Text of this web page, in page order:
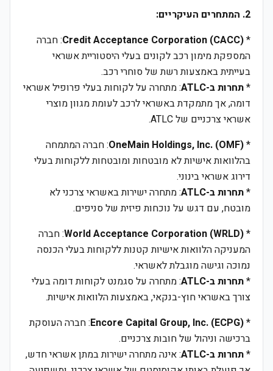
2. המתחרים העיקריים:
*
Credit Acceptance Corporation (CACC): חברה
המספקת מימון רכב לקונים בעלי היסטוריית אשראי
בעייתית באמצעות רשת של סוחרי רכב.
*תחרות ב-ATLC
: מתחרה על לקוחות בעלי פרופיל אשראי
דומה, אך מתמקדת באשראי לרכב לעומת מגוון מוצרי
אשראי צרכניים של ATLC.
*
OneMain Holdings, Inc. (OMF): חברה המתמחה
בהלוואות אישיות לא מובטחות ומובטחות ללקוחות בעלי
דירוג אשראי בינוני.
*תחרות ב-ATLC
: מתחרה ישירות באשראי צרכני לא
מובטח, עם דגש על נוכחות פיזית של סניפים.
*
World Acceptance Corporation (WRLD): חברה
המעניקה הלוואות אישיות קטנות ללקוחות בעלי הכנסה
נמוכה וגישה מוגבלת לאשראי.
*תחרות ב-ATLC
: מתחרה על סגמנט לקוחות דומה בעלי
צורך באשראי חוץ-בנקאי, באמצעות הלוואות אישיות.
*
Encore Capital Group, Inc. (ECPG): חברה העוסקת
ברכישה וניהול של חובות צרכניים.
*תחרות ב-ATLC
: אינה מתחרה ישירות במתן אשראי חדש,